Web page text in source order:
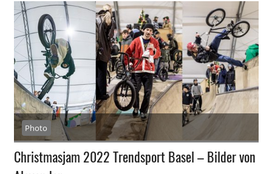
Photo
Christmasjam 2022 Trendsport Basel – Bilder von